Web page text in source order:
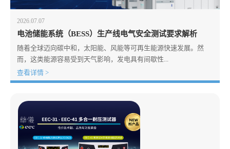
2026.07.07
电池储能系统（BESS）生产线电气安全测试要求解析
随着全球迈向碳中和，太阳能、风能等可再生能源快速发展。然
而，这类能源容易受到天气影响，发电具有间歇性...
查看详情 >